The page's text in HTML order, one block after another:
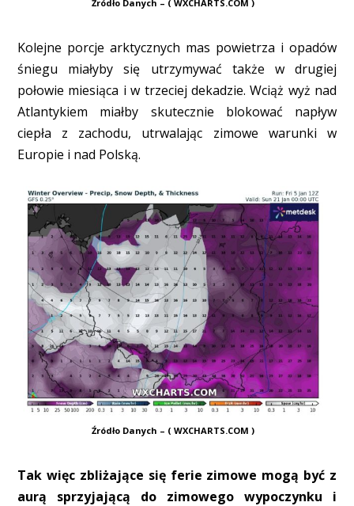
Źródło Danych – ( WXCHARTS.COM )
Kolejne porcje arktycznych mas powietrza i opadów
śniegu miałyby się utrzymywać także w drugiej
połowie miesiąca i w trzeciej dekadzie. Wciąż wyż nad
Atlantykiem miałby skutecznie blokować napływ
ciepła z zachodu, utrwalając zimowe warunki w
Europie i nad Polską.
Źródło Danych – ( WXCHARTS.COM )
Tak więc zbliżające się ferie zimowe mogą być z
aurą sprzyjającą do zimowego wypoczynku i